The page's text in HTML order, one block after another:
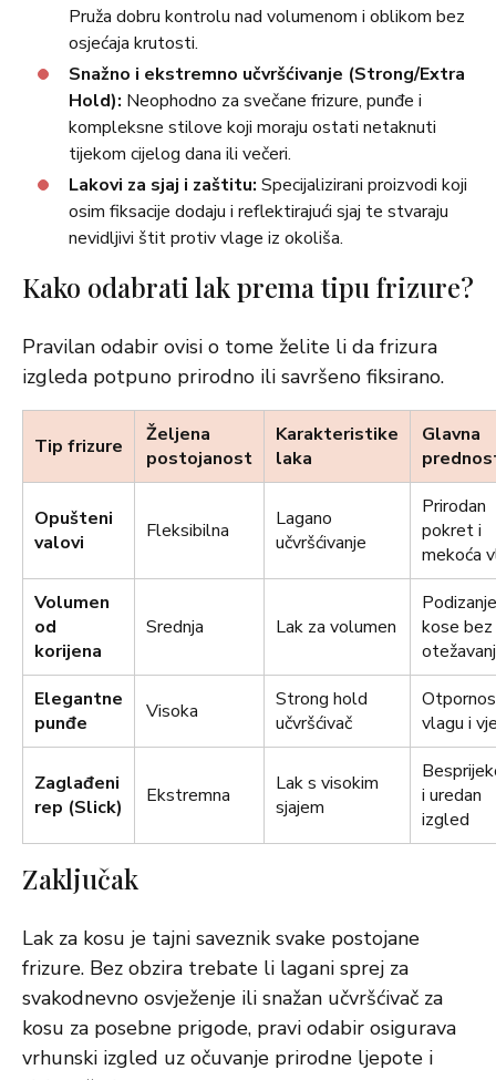
Pruža dobru kontrolu nad volumenom i oblikom bez
osjećaja krutosti.
Snažno i ekstremno učvršćivanje (Strong/Extra
Hold): Neophodno za svečane frizure, punđe i
kompleksne stilove koji moraju ostati netaknuti
tijekom cijelog dana ili večeri.
Lakovi za sjaj i zaštitu: Specijalizirani proizvodi koji
osim fiksacije dodaju i reflektirajući sjaj te stvaraju
nevidljivi štit protiv vlage iz okoliša.
Kako odabrati lak prema tipu frizure?
Pravilan odabir ovisi o tome želite li da frizura
izgleda potpuno prirodno ili savršeno fiksirano.
Tip frizure
Željena
postojanost
Karakteristike
laka
Glavna
Opušteni
valovi
Fleksibilna
Lagano
učvršćivanje
Prirodan
pokret i
mekoća
Volumen
od
korijena
Srednja Lak za volumen
Podizanje
kose bez
Elegantne
punđe
Visoka
Strong hold
učvršćivač
vlagu i
Zaglađeni
rep (Slick)
Ekstremna
Lak s visokim
sjajem
i uredan
izgled
Zaključak
Lak za kosu je tajni saveznik svake postojane
frizure. Bez obzira trebate li lagani sprej za
svakodnevno osvježenje ili snažan učvršćivač za
kosu za posebne prigode, pravi odabir osigurava
vrhunski izgled uz očuvanje prirodne ljepote i